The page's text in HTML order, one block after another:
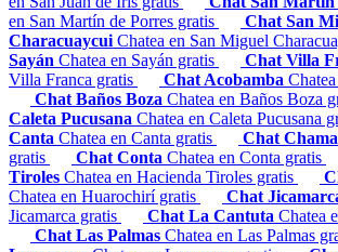
en San Martín de Porres gratis
Chat San
Characuaycui Chatea en San Miguel
Sayán Chatea en Sayán gratis Chat Villa
Villa Franca gratis
Chat Acobamba
Chat Baños Boza Chatea en Baños Boza
Caleta Pucusana Chatea en Caleta Pucusana
Canta Chatea en Canta gratis Chat Chama
gratis
Chat Conta Chatea en Conta gratis
Tiroles Chatea en Hacienda Tiroles gratis
Chatea en Huarochirí gratis
Chat
Jicamarca gratis
Chat La Cantuta Chatea
Chat Las Palmas Chatea en Las Palmas